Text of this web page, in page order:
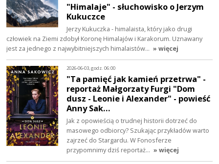
"Himalaje" - słuchowisko o Jerzym
Kukuczce
Jerzy Kukuczka - himalaista, który jako drugi
człowiek na Ziemi zdobył Koronę Himalajów i Karakorum. Uznawany
jest za jednego z najwybitniejszych himalaistów… » więcej
2026-06-03, godz. 06:00
"Ta pamięć jak kamień przetrwa" -
reportaż Małgorzaty Furgi "Dom
dusz - Leonie i Alexander" - powieść
Anny Sak…
Jak z opowieścią o trudnej historii dotrzeć do
masowego odbiorcy? Szukając przykładów warto
zajrzeć do Stargardu. W Fonosferze
przypomnimy dziś reportaż… » więcej